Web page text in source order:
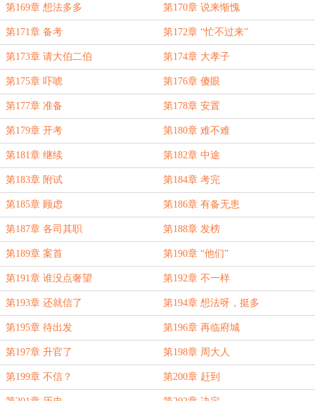
第169章 想法多多 第170章 说来惭愧
第171章 备考 第172章 “忙不过来”
第173章 请大伯二伯 第174章 大孝子
第175章 吓唬 第176章 傻眼
第177章 准备 第178章 安置
第179章 开考 第180章 难不难
第181章 继续 第182章 中途
第183章 附试 第184章 考完
第185章 顾虑 第186章 有备无患
第187章 各司其职 第188章 发榜
第189章 案首 第190章 “他们”
第191章 谁没点奢望 第192章 不一样
第193章 还就信了 第194章 想法呀，挺多
第195章 待出发 第196章 再临府城
第197章 升官了 第198章 周大人
第199章 不信？ 第200章 赶到